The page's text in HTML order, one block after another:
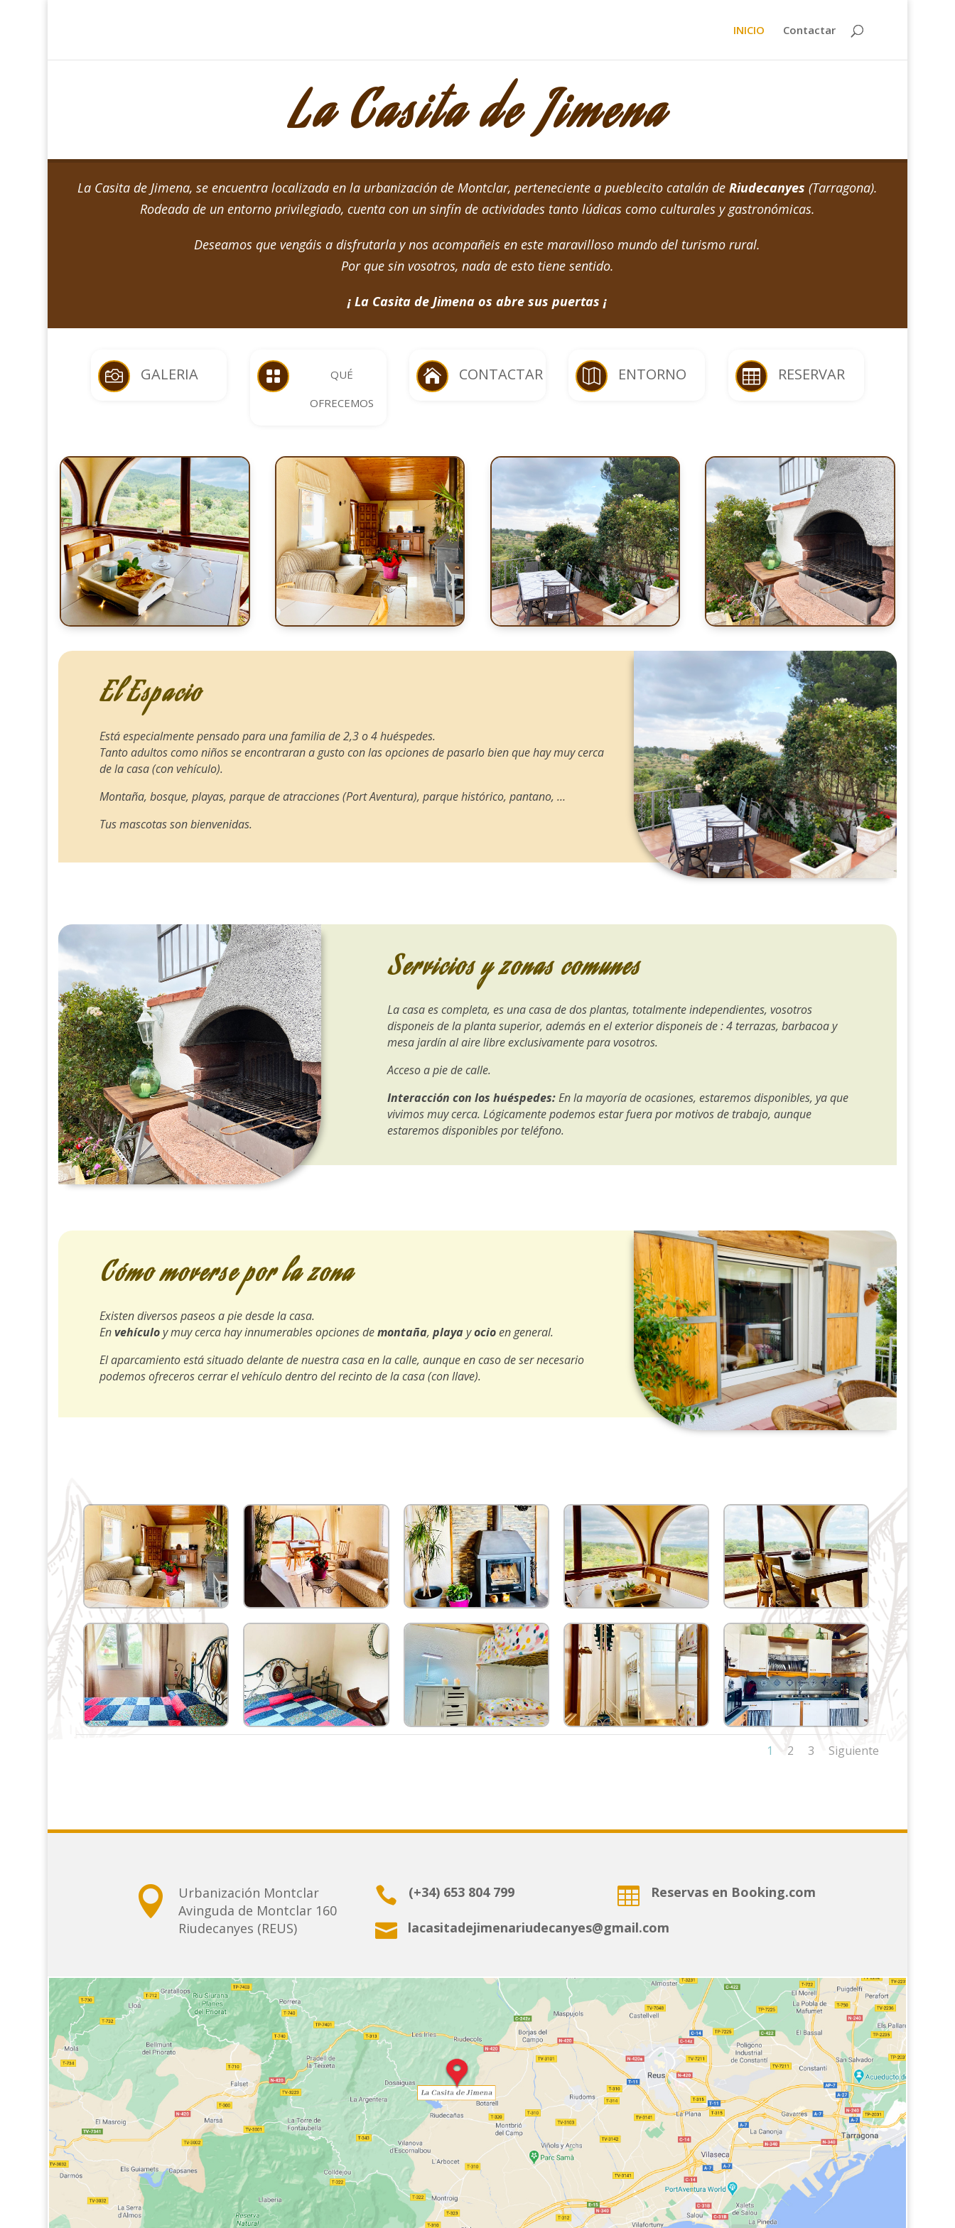
INICIO Contactar
La Casita de Jimena
La Casita de Jimena, se encuentra localizada en la urbanización de Montclar, perteneciente a pueblecito catalán de Riudecanyes (Tarragona).
Rodeada de un entorno privilegiado, cuenta con un sinfín de actividades tanto lúdicas como culturales y gastronómicas.
Deseamos que vengáis a disfrutarla y nos acompañeis en este maravilloso mundo del turismo rural.
Por que sin vosotros, nada de esto tiene sentido.
¡ La Casita de Jimena os abre sus puertas ¡
 GALERIA 
QUÉ
OFRECEMOS
 CONTACTAR ENTORNO  RESERVAR
El Espacio
Está especialmente pensado para una familia de 2,3 o 4 huéspedes.
Tanto adultos como niños se encontraran a gusto con las opciones de pasarlo bien que hay muy cerca
de la casa (con vehículo).
Montaña, bosque, playas, parque de atracciones (Port Aventura), parque histórico, pantano, …
Tus mascotas son bienvenidas.
Servicios y zonas comunes
La casa es completa, es una casa de dos plantas, totalmente independientes, vosotros
disponeis de la planta superior, además en el exterior disponeis de : 4 terrazas, barbacoa y
mesa jardín al aire libre exclusivamente para vosotros.
Acceso a pie de calle.
Interacción con los huéspedes:En la mayoría de ocasiones, estaremos disponibles, ya que
vivimos muy cerca. Lógicamente podemos estar fuera por motivos de trabajo, aunque
estaremos disponibles por teléfono.
Cómo moverse por la zona
Existen diversos paseos a pie desde la casa.
Envehículoy muy cerca hay innumerables opciones demontaña,playayocioen general.
El aparcamiento está situado delante de nuestra casa en la calle, aunque en caso de ser necesario
podemos ofreceros cerrar el vehículo dentro del recinto de la casa (con llave).
1 2 3 Siguiente

Urbanización Montclar
Avinguda de Montclar 160
Riudecanyes (REUS)
 (+34) 653 804 799
 lacasitadejimenariudecanyes@gmail.com
 Reservas en Booking.com